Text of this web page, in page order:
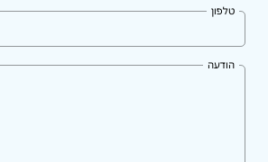
טלפון
הודעה